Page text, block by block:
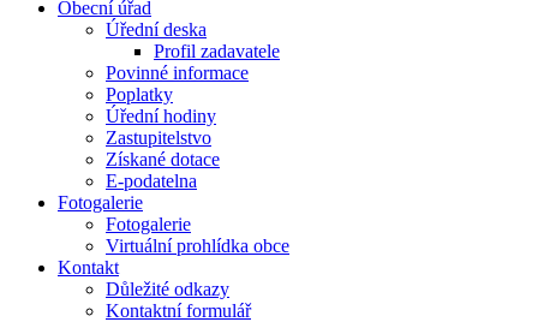
Obecní úřad
Úřední deska
Profil zadavatele
Povinné informace
Poplatky
Úřední hodiny
Zastupitelstvo
Získané dotace
E-podatelna
Fotogalerie
Fotogalerie
Virtuální prohlídka obce
Kontakt
Důležité odkazy
Kontaktní formulář